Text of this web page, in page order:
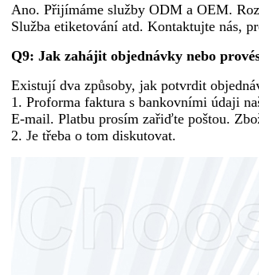
Ano. Přijímáme služby ODM a OEM.
Služba etiketování atd. Kontaktujte nás,
Q9: Jak zahájit objednávky nebo
Existují dva způsoby, jak potvrdit
1. Proforma faktura s bankovními údaji
E-mail. Platbu prosím zařiďte poštou.
2. Je třeba o tom diskutovat.